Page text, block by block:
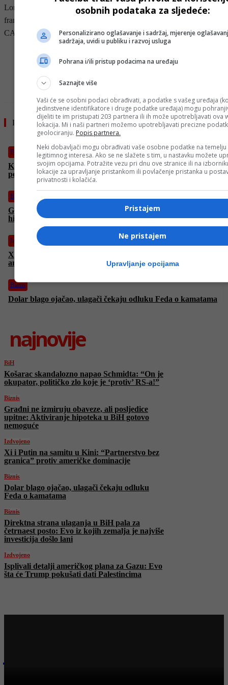
Londonski FTSE indeks oslabio je 1,4 posto, na 9187 bodova,
frankfurtski DAX pao je 1,9 posto, na 23.902 boda, dok je pariski
CAC potonuo 3,3 posto, na 7703 boda.
Pročitajte još
BiH
Košarac skandalozno napao Schmidta: “On je okupator,
političko zlo koje je ‘protiv’ RS-a!”
Biznis
Građni ne izmiruju obaveze, ali posljedice upitne: Aktiviranje
hipoteka u BiH gotovo nemoguće
Izdvojeno
Xi i Putin na samitu u Kini: “Partnerstvo bez granica” protiv
američke dominacije
Biznis
Dolar blago ojačao, ulagači čekaju odluku Feda o kamatama
najnovije
BiH
Košarac skandalozno napao Schmidta: “On je
okupator, političko zlo koje je ‘protiv’ RS-a!”
Biznis
Građni ne izmiruju obaveze, ali posljedice
upitne: Aktiviranje hipoteka u BiH gotovo
nemoguće
Izdvojeno
Xi i Putin na samitu u Kini: “Partnerstvo bez
granica” protiv američke dominacije
Biznis
Dolar blago ojačao, ulagači čekaju odluku
Feda o kamatama
Biznis
Direktna strana ulaganja u BiH pala za
četrnaest posto: Evo iz kojih zemalja je najviše
investicija došlo lani
Izdvojeno
Isplivali detalji američkog plana za Gazu: Evo
šta će Trump pokušati dati Palestincima
osobnih podataka za sljedeće:
Personalizirano oglašavanje i sadržaj, mjerenje
sadržaja, uvidi u publiku i razvoj usluga
Pohrana i/ili pristup podacima na uređaju
Saznajte više
Vaši će se osobni podaci obrađivati, a podatke s vašeg uređaja
jedinstvene identifikatore i druge podatke uređaja) mogu
dijeliti te im pristupati 203 partnera ili ih može upotrebljavati ova
lokacija. Mi i naši partneri možemo upotrebljavati precizne
geolociranju. Popis partnera.
Neki dobavljači mogu obrađivati vaše osobne podatke na temelju
legitimnog interesa. Ako se ne slažete s tim, u nastavku možete
svojim opcijama. Potražite vezu pri dnu ove stranice ili na
lokacije za upravljanje pristankom ili povlačenje pristanka u
privatnosti i kolačića.
Pristajem
Ne pristajem
Upravljanje opcijama